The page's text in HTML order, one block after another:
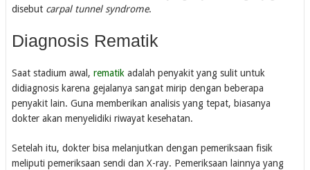
disebut carpal tunnel syndrome.
Diagnosis Rematik
Saat stadium awal, rematik adalah penyakit yang sulit untuk
didiagnosis karena gejalanya sangat mirip dengan beberapa
penyakit lain. Guna memberikan analisis yang tepat, biasanya
dokter akan menyelidiki riwayat kesehatan.
Setelah itu, dokter bisa melanjutkan dengan pemeriksaan fisik
meliputi pemeriksaan sendi dan X-ray. Pemeriksaan lainnya yang